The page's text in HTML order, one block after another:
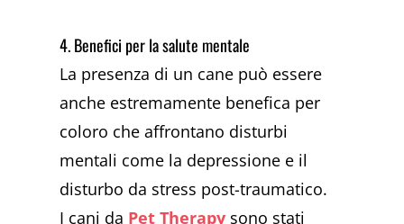
4. Benefici per la salute mentale
La presenza di un cane può essere
anche estremamente benefica per
coloro che affrontano disturbi
mentali come la depressione e il
disturbo da stress post-traumatico.
I cani da Pet Therapy sono stati